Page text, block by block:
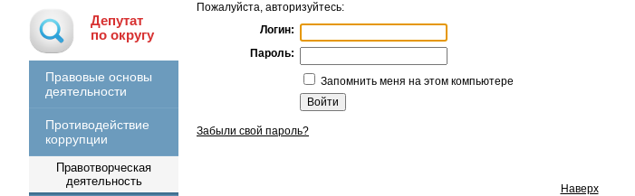
Депутат
по округу
Правовые основы
деятельности
Противодействие
коррупции
Правотворческая
деятельность
Пожалуйста, авторизуйтесь:
Логин:
Пароль:
Запомнить меня на этом компьютере
Забыли свой пароль?
Наверх